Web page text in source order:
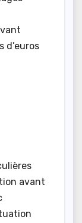
d’euros
avant